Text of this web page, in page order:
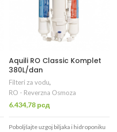
Aquili RO Classic Komplet
380L/dan
Filteri za vodu,
RO - Reverzna Osmoza
6.434,78 рсд
Poboljšajte uzgoj biljaka i hidroponiku